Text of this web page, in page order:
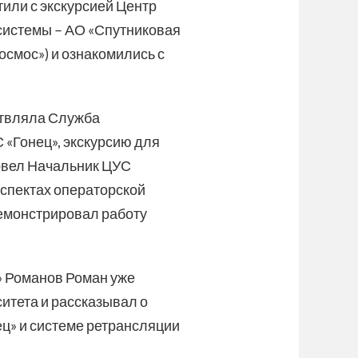
с экскурсией Центр
– АО «Спутниковая
и ознакомились с
Служба
экскурсию для
Начальник ЦУС
операторской
работу
Романов Роман уже
и рассказывал о
и системе ретрансляции